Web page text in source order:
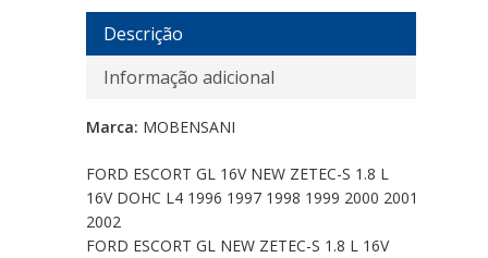
Descrição
Informação adicional
Marca: MOBENSANI
FORD ESCORT GL 16V NEW ZETEC-S 1.8 L
16V DOHC L4 1996 1997 1998 1999 2000 2001
2002
FORD ESCORT GL NEW ZETEC-S 1.8 L 16V